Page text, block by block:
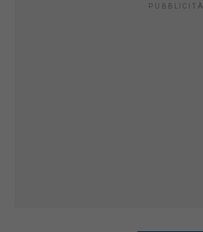
PUBBLICITÀ